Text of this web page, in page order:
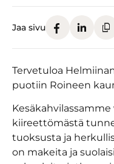
Jaa sivu
Tervetuloa
puotiin Roineen
kiireettömästä
tuoksusta ja
on makeita ja